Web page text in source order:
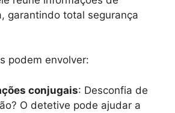
garantindo total segurança
podem envolver:
conjugais: Desconfia de
O detetive pode ajudar a